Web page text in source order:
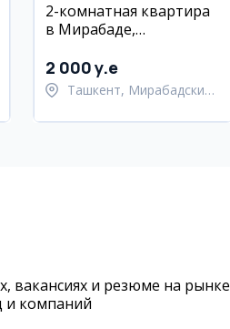
2-комнатная квартира
в Мирабаде,
люкс ремонт
2 000 y.e
Ташкент, Мирабадский
вакансиях и резюме на рынке
и компаний